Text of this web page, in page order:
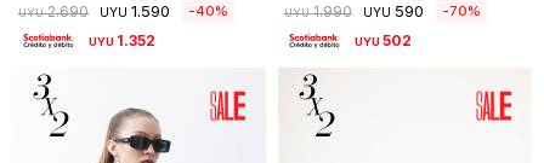
UYU 2.690 UYU 1.590 40
UYU 1.352
UYU 1.990 UYU 590 70
UYU502